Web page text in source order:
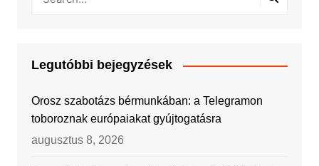
Legutóbbi bejegyzések
Orosz szabotázs bérmunkában: a Telegramon
toboroznak európaiakat gyújtogatásra
augusztus 8, 2026